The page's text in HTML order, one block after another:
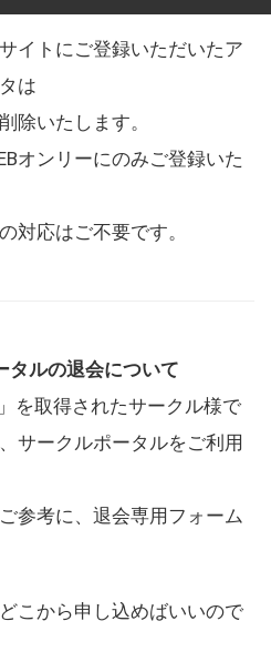
イトにご登録いただいたア
は
除いたします。
オンリーにのみご登録いた
対応はご不要です。
タルの退会について
を取得されたサークル様で
サークルポータルをご利用
参考に、退会専用フォーム
こから申し込めばいいので